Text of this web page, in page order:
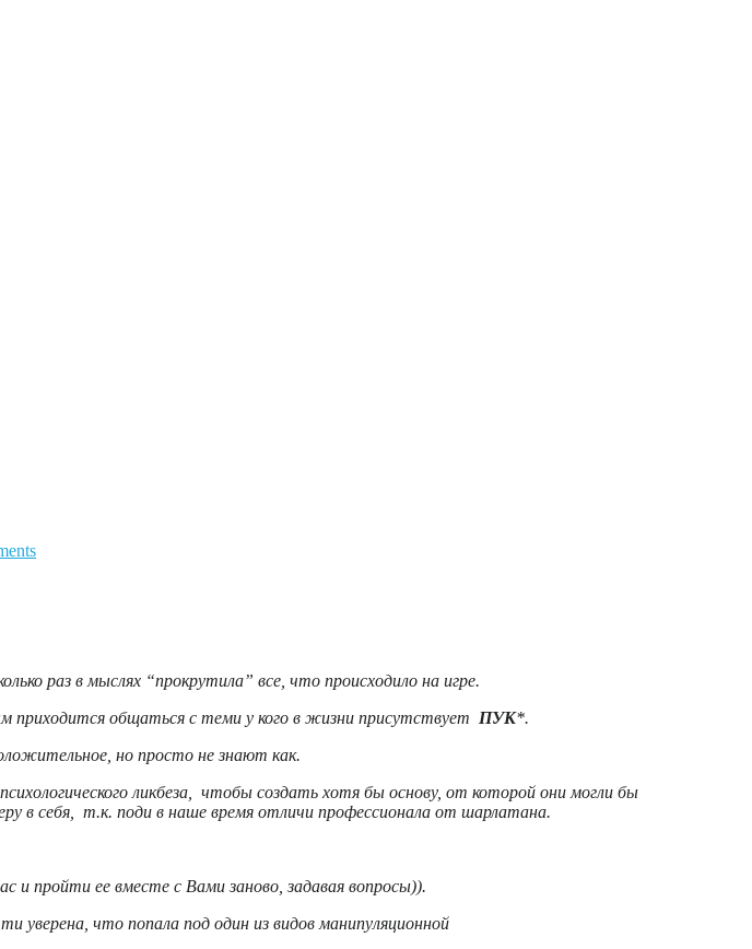
раз в мыслях “прокрутила” все, что происходило на игре.
общаться с теми у кого в жизни присутствует ПУК*.
но просто не знают как.
ликбеза, чтобы создать хотя бы основу, от которой они могли бы
в себя, т.к. поди в наше время отличи профессионала от шарлатана.
и пройти ее вместе с Вами заново, задавая вопросы)).
уверена, что попала под один из видов манипуляционной